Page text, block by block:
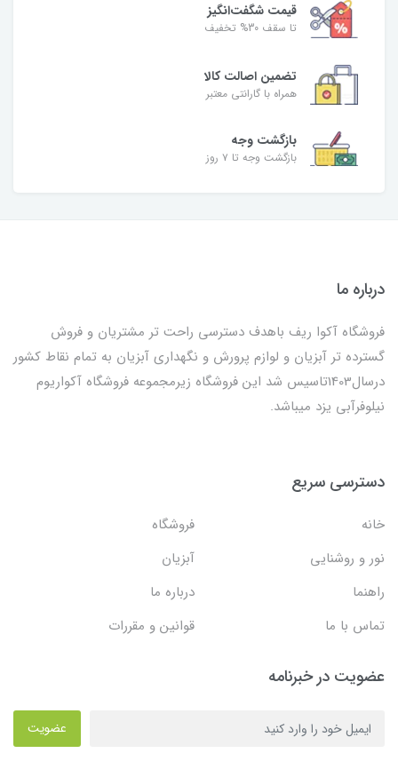
قیمت شگفت‌انگیز
تا سقف 30% تخفیف
تضمین اصالت کالا
همراه با گارانتی معتبر
بازگشت وجه
بازگشت وجه تا ۷ روز
درباره ما
فروشگاه آکوا ریف باهدف دسترسی راحت تر مشتریان و فروش
گسترده تر آبزیان و لوازم پرورش و نگهداری آبزیان به تمام نقاط کشور
درسال1403تاسیس شد این فروشگاه زیرمجموعه فروشگاه آکواریوم
نیلوفرآبی یزد میباشد.
دسترسی سریع
خانه
فروشگاه
نور و روشنایی
آبزیان
راهنما
درباره ما
تماس با ما
قوانین و مقررات
عضویت در خبرنامه
عضویت